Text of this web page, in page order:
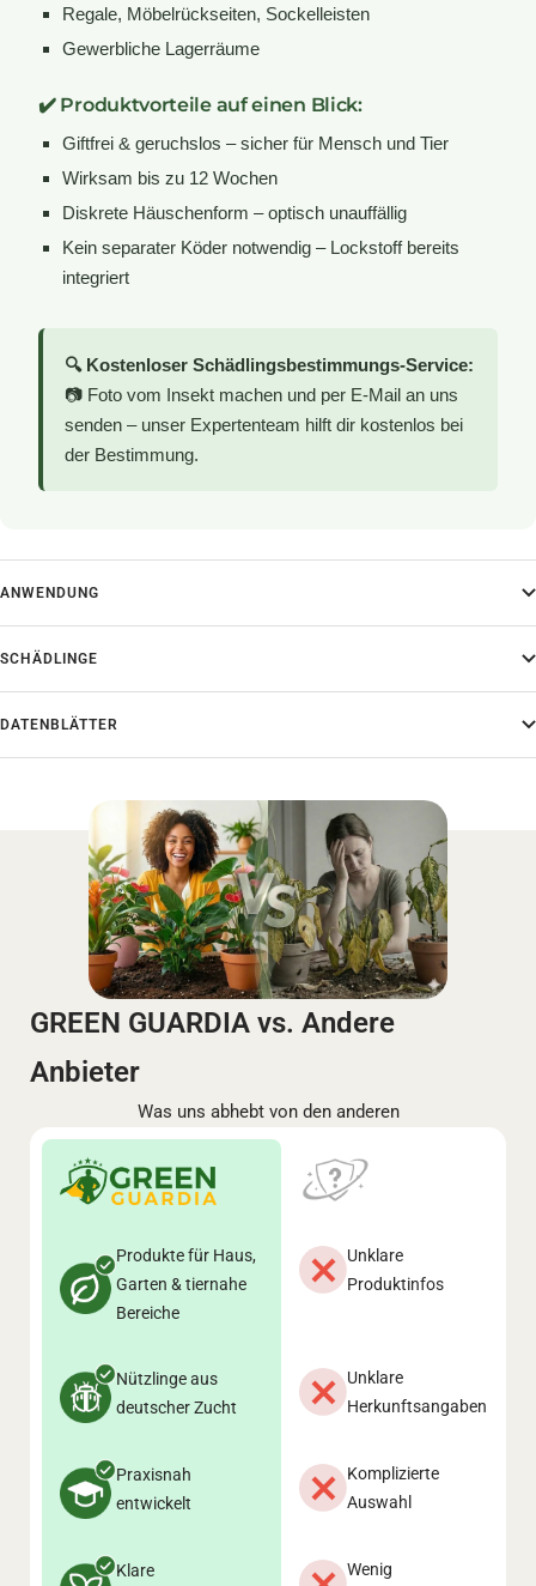
Regale, Möbelrückseiten, Sockelleisten
Gewerbliche Lagerräume
✔️ Produktvorteile auf einen Blick:
Giftfrei & geruchslos – sicher für Mensch und Tier
Wirksam bis zu 12 Wochen
Diskrete Häuschenform – optisch unauffällig
Kein separater Köder notwendig – Lockstoff bereits
integriert
🔍 Kostenloser Schädlingsbestimmungs-Service:
📷 Foto vom Insekt machen und per E-Mail an uns
senden – unser Expertenteam hilft dir kostenlos bei
der Bestimmung.
ANWENDUNG
SCHÄDLINGE
DATENBLÄTTER
GREEN GUARDIA vs. Andere
Anbieter
Was uns abhebt von den anderen
Produkte für Haus,
Garten & tiernahe
Bereiche
Unklare
Produktinfos
Nützlinge aus
deutscher Zucht
Unklare
Herkunftsangaben
Praxisnah
entwickelt
Komplizierte
Auswahl
Klare
Wenig